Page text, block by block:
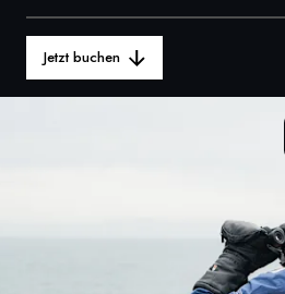
Deutschland
Schweiz
Frankreich
Jetzt buchen